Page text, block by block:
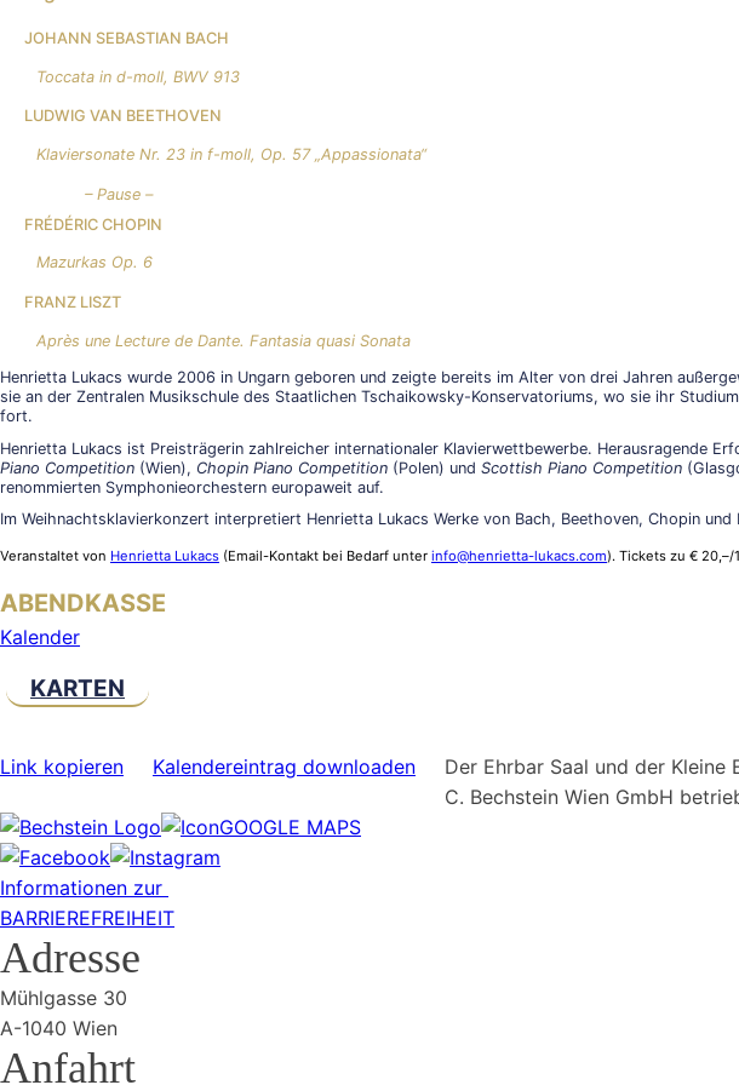
JOHANN SEBASTIAN BACH
Toccata in d-moll, BWV 913
LUDWIG VAN BEETHOVEN
Klaviersonate Nr. 23 in f-moll, Op. 57 „Appassionata“
– Pause –
FRÉDÉRIC CHOPIN
Mazurkas Op. 6
FRANZ LISZT
Après une Lecture de Dante. Fantasia quasi Sonata
Henrietta Lukacs wurde 2006 in Ungarn geboren und zeigte bereits im Alter von drei Jahren
sie an der Zentralen Musikschule des Staatlichen Tschaikowsky-Konservatoriums, wo sie ihr
fort.
Henrietta Lukacs ist Preisträgerin zahlreicher internationaler Klavierwettbewerbe. Herausragende
Piano Competition (Wien), Chopin Piano Competition (Polen) und Scottish Piano Competition
renommierten Symphonieorchestern europaweit auf.
Im Weihnachtsklavierkonzert interpretiert Henrietta Lukacs Werke von Bach, Beethoven, Chopin und
Veranstaltet von Henrietta Lukacs (Email-Kontakt bei Bedarf unter info@henrietta-lukacs.com). Tickets zu € 20,–/
ABENDKASSE
Kalender
KARTEN
Link kopieren Kalendereintrag downloaden
Der Ehrbar Saal und der Kleine
C. Bechstein Wien GmbH
GOOGLE MAPS
Informationen zur
BARRIEREFREIHEIT
Adresse
Mühlgasse 30
A-1040 Wien
Anfahrt